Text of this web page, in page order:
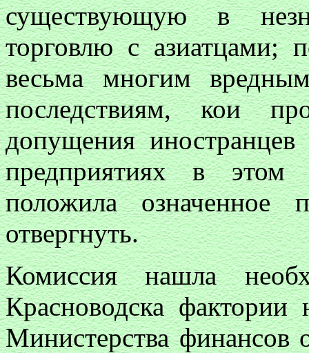
существующую в
торговлю с
весьма многим
последствиям, кои
допущения
предприятиях в этом
положила означенное
отвергнуть.
Комиссия нашла
Красноводска фактории
Министерства финансов